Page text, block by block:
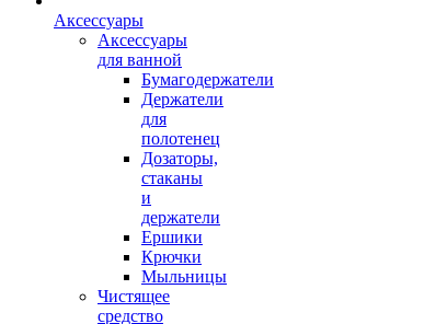
Аксессуары
Аксессуары
для ванной
Бумагодержатели
Держатели
для
полотенец
Дозаторы,
стаканы
и
держатели
Ершики
Крючки
Мыльницы
Чистящее
средство